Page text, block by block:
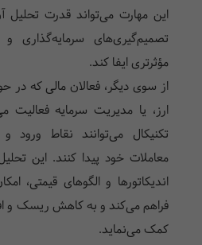
این مهارت می‌تواند قدرت تحلیل
تصمیم‌گیری‌های سرمایه‌گذاری
مؤثرتری ایفا کند.
از سوی دیگر، فعالان مالی که در
ارز، یا مدیریت سرمایه فعالیت
تکنیکال می‌توانند نقاط
معاملات خود پیدا کنند. این
اندیکاتورها و الگوهای قیمتی،
فراهم می‌کند و به کاهش ریسک و
کمک می‌نماید.